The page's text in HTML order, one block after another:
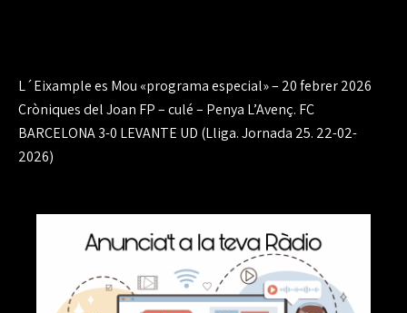
Navegación
de
entradas
L´Eixample es Mou «programa especial» – 20 febrer 2026
Cròniques del Joan FP – culé – Penya L’Avenç. FC
BARCELONA 3-0 LEVANTE UD (Lliga. Jornada 25. 22-02-
2026)